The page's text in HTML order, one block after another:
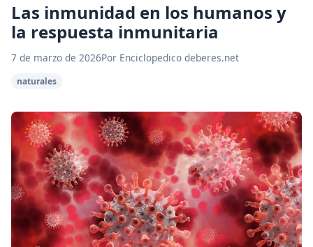
Las inmunidad en los humanos y
la respuesta inmunitaria
7 de marzo de 2026Por Enciclopedico deberes.net
naturales